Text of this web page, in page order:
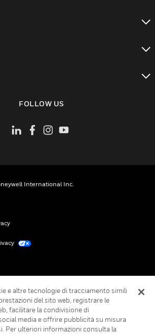
FOLLOW US
International Inc.
e altre tecnologie di tracciamento simili
del sito web, registrare le
facilitare la condivisione di
media e offrire pubblicità su misura
Per ulteriori informazioni consulta la